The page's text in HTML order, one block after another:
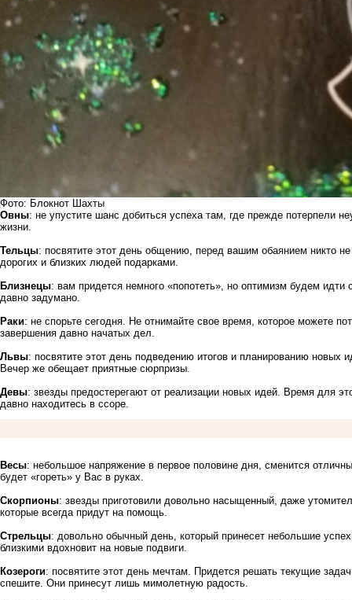
Фото: Блокнот Шахты
Овны: не упустите шанс добиться успеха там, где прежде потерпели
жизни.
Тельцы: посвятите этот день общению, перед вашим обаянием никто
дорогих и близких людей подарками.
Близнецы: вам придется немного «попотеть», но оптимизм будем
давно задумано.
Раки: не спорьте сегодня. Не отнимайте свое время, которое можете
завершения давно начатых дел.
Львы: посвятите этот день подведению итогов и планированию новых
Вечер же обещает приятные сюрпризы.
Девы: звезды предостерегают от реализации новых идей. Время для
давно находитесь в ссоре.
Весы: небольшое напряжение в первое половине дня, сменится
будет «гореть» у Вас в руках.
Скорпионы: звезды приготовили довольно насыщенный, даже
которые всегда придут на помощь.
Стрельцы: довольно обычный день, который принесет небольшие
близкими вдохновит на новые подвиги.
Козероги: посвятите этот день мечтам. Придется решать текущие
спешите. Они принесут лишь мимолетную радость.